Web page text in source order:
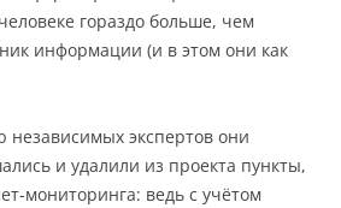
гораздо больше, чем
информации (и в этом они как
экспертов они
и удалили из проекта пункты,
мониторинга: ведь с учётом